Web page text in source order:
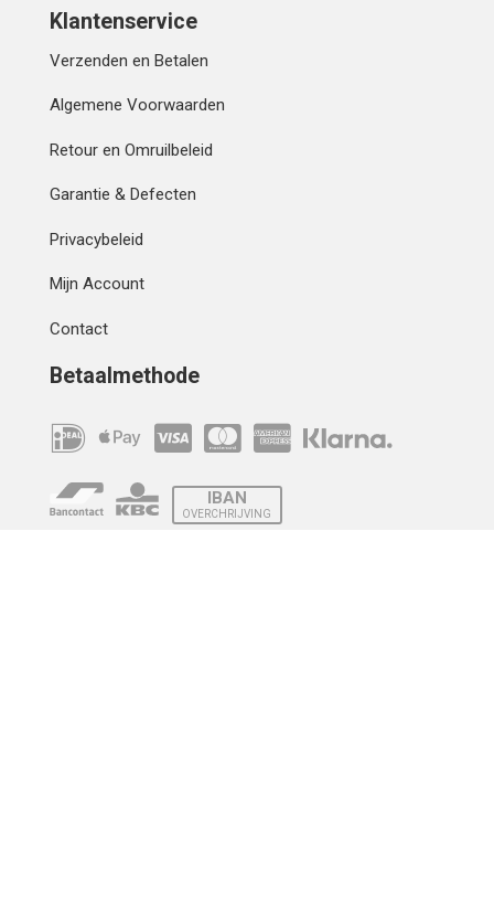
Klantenservice
Verzenden en Betalen
Algemene Voorwaarden
Retour en Omruilbeleid
Garantie & Defecten
Privacybeleid
Mijn Account
Contact
Betaalmethode
IBAN
OVERCHRIJVING